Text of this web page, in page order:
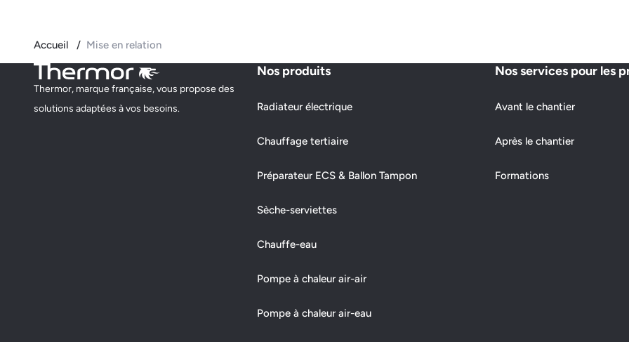
Accueil Mise en relation
Thermor, marque française, vous propose des
solutions adaptées à vos besoins.
Nos produits
Radiateur électrique
Chauffage tertiaire
Préparateur ECS & Ballon Tampon
Sèche-serviettes
Chauffe-eau
Pompe à chaleur air-air
Pompe à chaleur air-eau
Nos services pour les
Avant le chantier
Après le chantier
Formations